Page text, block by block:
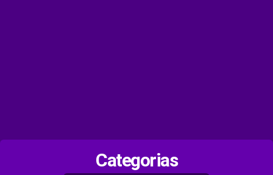
Categorias